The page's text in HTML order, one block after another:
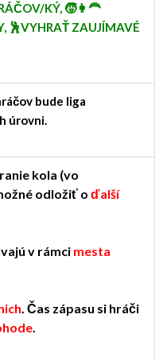
KÝ, 🧒👩‍🦰
🕺VYHRAŤ ZAUJÍMAVÉ
bude liga
úrovni.
kola (vo
odložiť o ďalší
v rámci mesta
. Čas zápasu si hráči
.